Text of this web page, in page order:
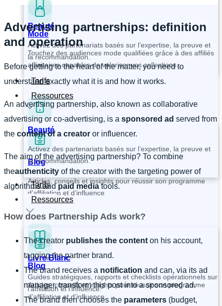
Beauté
Activez des partenariats basés sur l’expertise, la preuve et
la recommandation.
Tarifs
Ressources
Blog
Articles, conseils et insights pour réussir son programme
d’affiliation et d’influence
Livre Blanc
Guides stratégiques, rapports et checklists opérationnels sur
l’affiliation et l’influence.
Mode
Touchez des audiences mode qualifiées grâce à des affiliés
affinitaires capables de valoriser vos collections.
Beauté
Activez des partenariats basés sur l’expertise, la preuve et
la recommandation.
Tarifs
Ressources
Blog
Articles, conseils et insights pour réussir son programme
d’affiliation et d’influence
Advertising partnerships: definition
and operation
Before getting to the heart of the matter, you need to
understand exactly what it is and how it works.
An advertising partnership, also known as collaborative
advertising or co-advertising, is a sponsored ad served from
the content of a creator or influencer.
The aim of the advertising partnership? To combine
theauthenticity of the creator with the targeting power of
algorithms andpaid mediatools.
How does Partnership Ads work?
The creator publishes the content on his account,
tagging the partner brand.
The brand receives a notification and can, via its ad
manager, transform this post into a sponsored ad.
The brand then chooses the parameters (budget,